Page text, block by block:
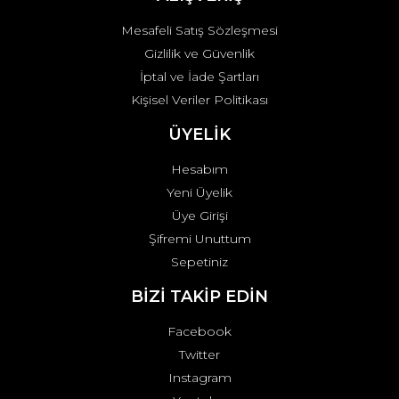
Mesafeli Satış Sözleşmesi
Gizlilik ve Güvenlik
İptal ve İade Şartları
Kişisel Veriler Politikası
ÜYELİK
Hesabım
Yeni Üyelik
Üye Girişi
Şifremi Unuttum
Sepetiniz
BİZİ TAKİP EDİN
Facebook
Twitter
Instagram